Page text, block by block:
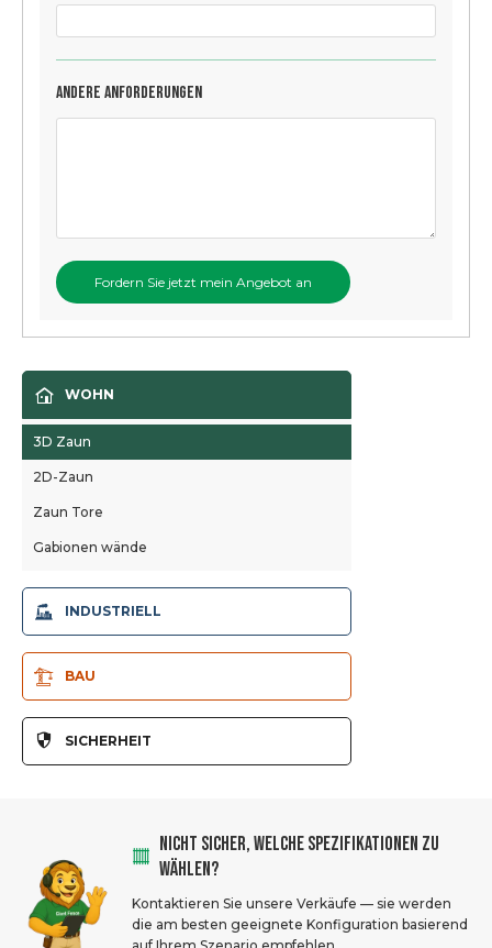
Andere Anforderungen
WOHN
3D Zaun
2D-Zaun
Zaun Tore
Gabionen wände
INDUSTRIELL
Stahlrohr-Zäune
Maschendraht zaun
Stadion Zäune
BAU
Australien Temporärer Zaun
Kanada temporärer Zaun
Kantens chutz Zäune
Crowd Control Barrieren
Gabion Stützmauern
SICHERHEIT
Defensive Barrieren
Werkstatt-Sicherheits zaun
Maschine, die Zäune schützt
NICHT SICHER, WELCHE SPEZIFIKATIONEN ZU
WÄHLEN?
Kontaktieren Sie unsere Verkäufe — sie werden
die am besten geeignete Konfiguration basierend